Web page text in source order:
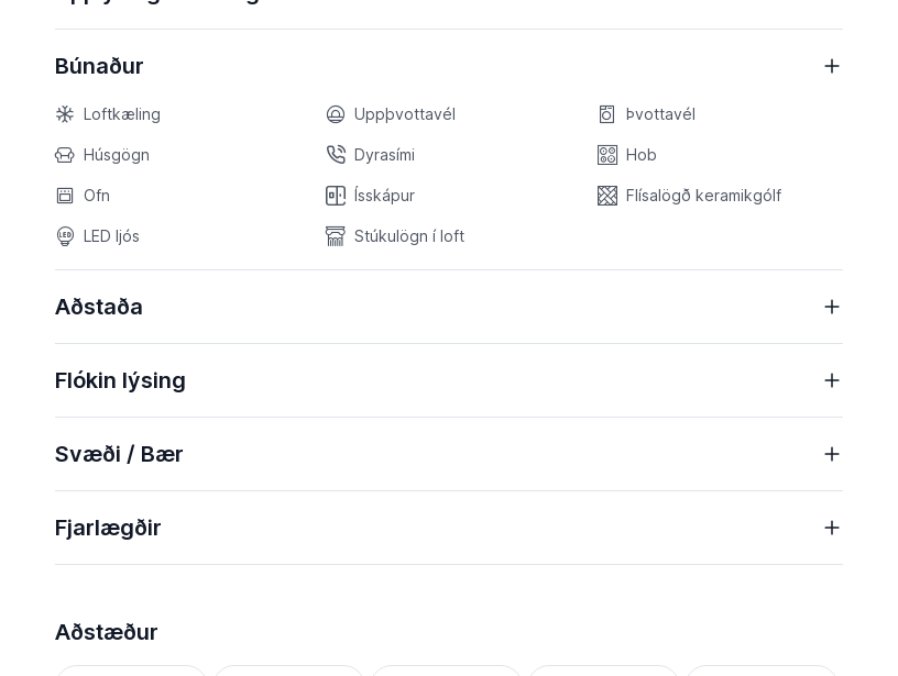
Búnaður
Loftkæling Uppþvottavél Þvottavél
Húsgögn Dyrasími Hob
Ofn Ísskápur Flísalögð keramikgólf
LED ljós Stúkulögn í loft
Aðstaða
Flókin lýsing
Svæði / Bær
Fjarlægðir
Aðstæður